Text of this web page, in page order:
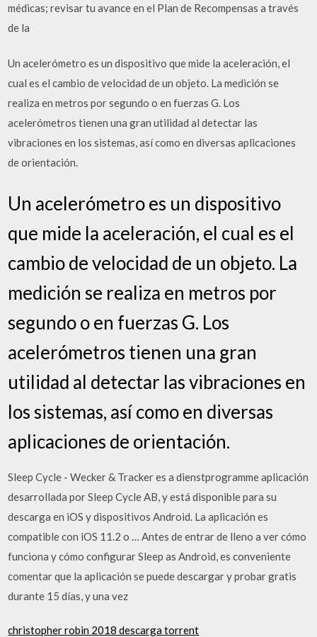
médicas; revisar tu avance en el Plan de Recompensas a través
de la
Un acelerómetro es un dispositivo que mide la aceleración, el
cual es el cambio de velocidad de un objeto. La medición se
realiza en metros por segundo o en fuerzas G. Los
acelerómetros tienen una gran utilidad al detectar las
vibraciones en los sistemas, así como en diversas aplicaciones
de orientación.
Un acelerómetro es un dispositivo
que mide la aceleración, el cual es el
cambio de velocidad de un objeto. La
medición se realiza en metros por
segundo o en fuerzas G. Los
acelerómetros tienen una gran
utilidad al detectar las vibraciones en
los sistemas, así como en diversas
aplicaciones de orientación.
Sleep Cycle - Wecker & Tracker es a dienstprogramme aplicación
desarrollada por Sleep Cycle AB, y está disponible para su
descarga en iOS y dispositivos Android. La aplicación es
compatible con iOS 11.2 o … Antes de entrar de lleno a ver cómo
funciona y cómo configurar Sleep as Android, es conveniente
comentar que la aplicación se puede descargar y probar gratis
durante 15 días, y una vez
christopher robin 2018 descarga torrent